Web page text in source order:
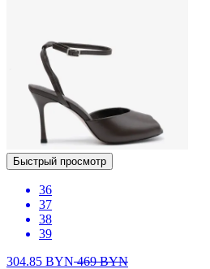
Быстрый просмотр
36
37
38
39
304.85 BYN469BYN